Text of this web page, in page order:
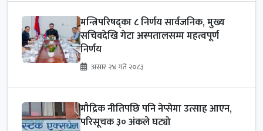
मन्त्रिपरिषद्का ८ निर्णय सार्वजनिक, मुख्य
सचिवदेखि गेटा अस्पतालसम्म महत्वपूर्ण
निर्णय
असार २४ गते २०८३
मौद्रिक नीतिपछि पनि नेप्सेमा उत्साह आएन,
परिसूचक ३० अंकले घट्यो